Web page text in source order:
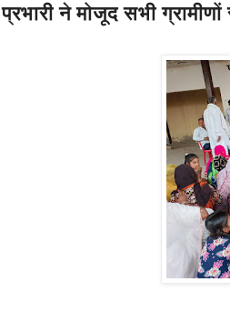
प्रभारी ने मोजूद सभी